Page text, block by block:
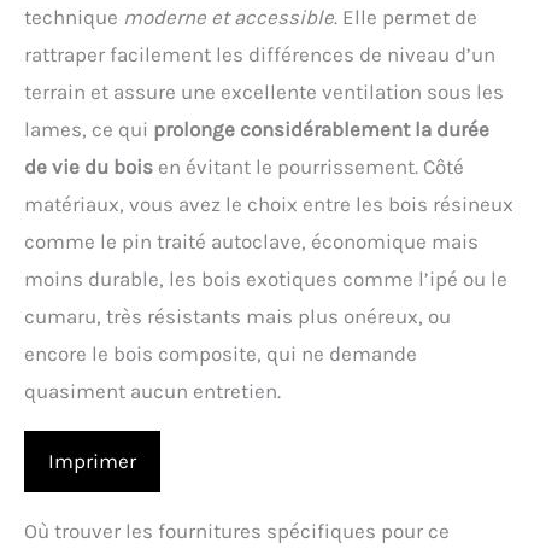
technique moderne et accessible. Elle permet de
rattraper facilement les différences de niveau d’un
terrain et assure une excellente ventilation sous les
lames, ce qui prolonge considérablement la durée
de vie du bois en évitant le pourrissement. Côté
matériaux, vous avez le choix entre les bois résineux
comme le pin traité autoclave, économique mais
moins durable, les bois exotiques comme l’ipé ou le
cumaru, très résistants mais plus onéreux, ou
encore le bois composite, qui ne demande
quasiment aucun entretien.
Imprimer
Où trouver les fournitures spécifiques pour ce